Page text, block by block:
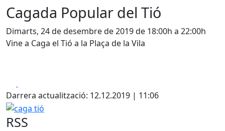
Cagada Popular del Tió
Dimarts, 24 de desembre de 2019 de 18:00h a 22:00h
Vine a Caga el Tió a la Plaça de la Vila
Darrera actualització: 12.12.2019 | 11:06
caga tió
RSS